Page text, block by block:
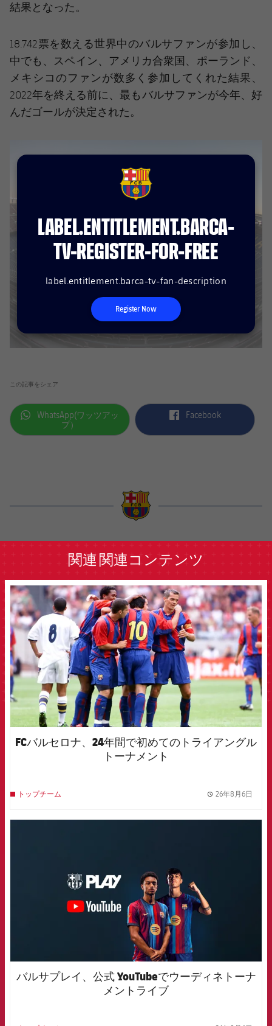
結果となった。
18.742票を数える世界中のバルサファンが参加し、
中でも、スペイン、アメリカ合衆国、ポーランド、
メキシコのファンが数多く参加してくれた結果、
2022年を終える前に、最もバルサファンが今年、好
んだゴールが決定された。
FCB Barcelona badge
LABEL.ENTITLEMENT.BARCA-
TV-REGISTER-FOR-FREE
label.entitlement.barca-tv-fan-description
Register Now
この記事をシェア
label.aria.whatsapp
WhatsApp(ワッツアッ
プ）
label.aria.facebook
Facebook
関連 関連コンテンツ
FCB Barcelona badge
FCバルセロナ、24年間で初めてのトライアングル
トーナメント
トップチーム 26年8月6日
バルサプレイ、公式 YouTubeでウーディネトーナ
メントライブ